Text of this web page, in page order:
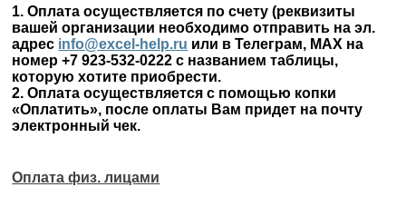
1. Оплата осуществляется по счету (реквизиты
вашей организации необходимо отправить на эл.
адрес info@excel-help.ru или в Телеграм, MAX на
номер +7 923-532-0222 с названием таблицы,
которую хотите приобрести.
2. Оплата осуществляется с помощью копки
«Оплатить», после оплаты Вам придет на почту
электронный чек.
Оплата физ. лицами